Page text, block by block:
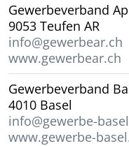
Gewerbeverband
9053 Teufen AR
info@gewerbear.ch
www.gewerbear.ch
Gewerbeverband
4010 Basel
info@gewerbe-
www.gewerbe-